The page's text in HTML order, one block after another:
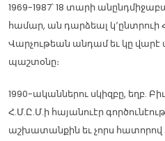
1969-1987՝ 18 տարի
համար, ան դարձեալ կ՚ընտրուի
Վարչութեան անդամ եւ կը
պաշտօնը։
1990-ականներու սկիզբը, եղբ.
Հ.Մ.Ը.Մ.ի հայանուէր
աշխատանքին եւ չորս